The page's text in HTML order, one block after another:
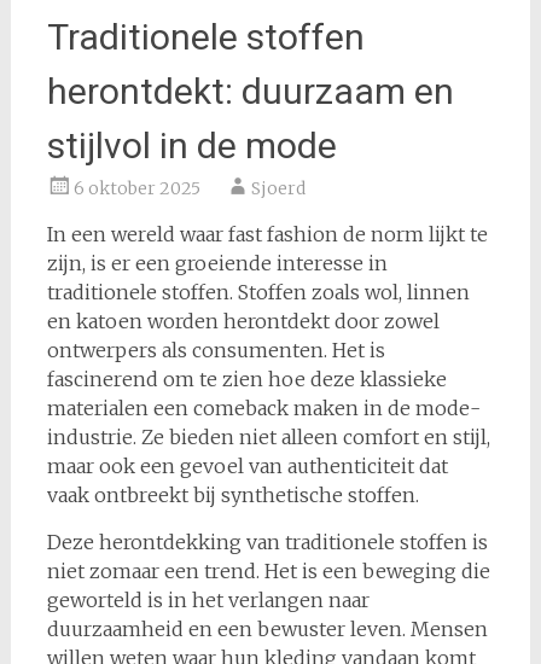
Traditionele stoffen
herontdekt: duurzaam en
stijlvol in de mode
6 oktober 2025 Sjoerd
In een wereld waar fast fashion de norm lijkt te
zijn, is er een groeiende interesse in
traditionele stoffen. Stoffen zoals wol, linnen
en katoen worden herontdekt door zowel
ontwerpers als consumenten. Het is
fascinerend om te zien hoe deze klassieke
materialen een comeback maken in de mode-
industrie. Ze bieden niet alleen comfort en stijl,
maar ook een gevoel van authenticiteit dat
vaak ontbreekt bij synthetische stoffen.
Deze herontdekking van traditionele stoffen is
niet zomaar een trend. Het is een beweging die
geworteld is in het verlangen naar
duurzaamheid en een bewuster leven. Mensen
willen weten waar hun kleding vandaan komt